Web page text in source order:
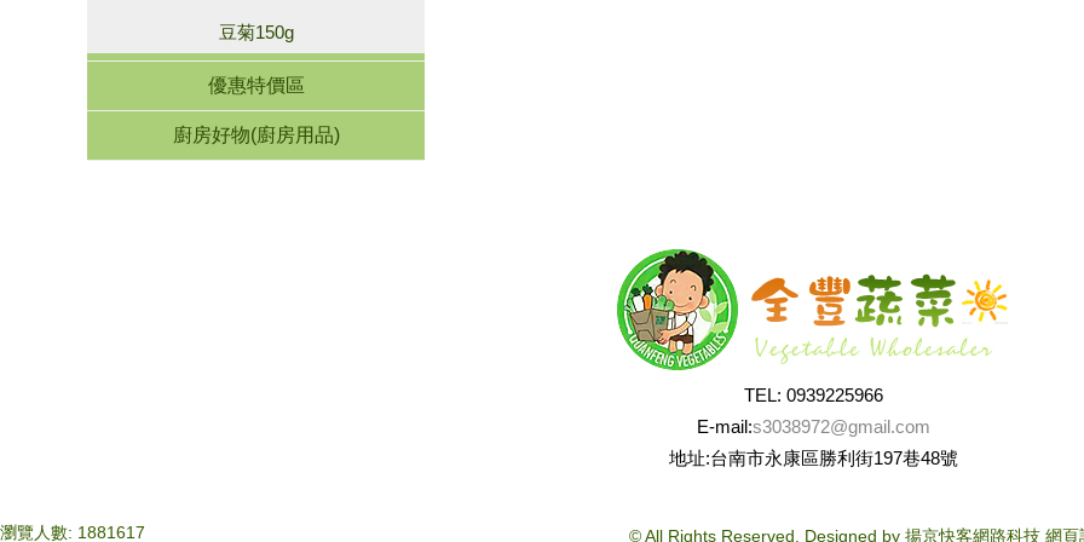
豆菊150g
優惠特價區
廚房好物(廚房用品)
TEL: 0939225966
E-mail:s3038972@gmail.com
地址:台南市永康區勝利街197巷48號
瀏覽人數: 1881617 © All Rights Reserved. Designed by 揚京快客網路科技網